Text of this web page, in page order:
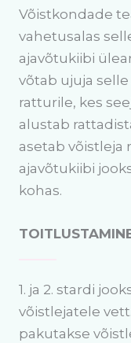
Võistkondade
vahetusalas
ajavõtukiibi
võtab ujuja selle
ratturile, kes
alustab
asetab võistleja
ajavõtukiibi
kohas.
1. ja 2. stardi
võistlejatele
pakutakse